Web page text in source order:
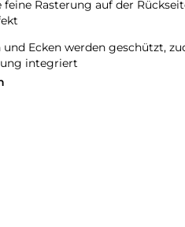
feine Rasterung auf der
und Ecken werden geschützt,
integriert